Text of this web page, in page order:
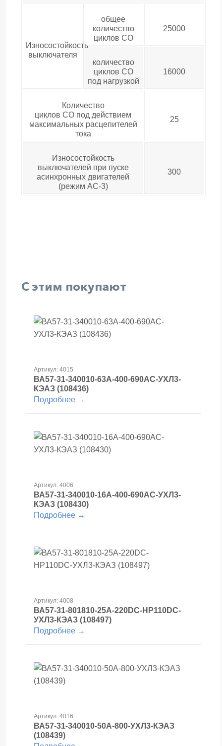
Износостойкость
выключателя
общее
количество
циклов СО
25000
количество
циклов СО
под нагрузкой
16000
Количество
циклов СО под действием
максимальных расцепителей
тока
25
Износостойкость
выключателей при пуске
асинхронных двигателей
(режим АС-3)
300
С этим покупают
Артикул: 4015
ВА57-31-340010-63А-400-690AC-УХЛ3-
КЭАЗ (108436)
Подробнее →
Артикул: 4006
ВА57-31-340010-16А-400-690AC-УХЛ3-
КЭАЗ (108430)
Подробнее →
Артикул: 4008
ВА57-31-801810-25А-220DC-НР110DC-
УХЛ3-КЭАЗ (108497)
Подробнее →
Артикул: 4016
ВА57-31-340010-50А-800-УХЛ3-КЭАЗ
(108439)